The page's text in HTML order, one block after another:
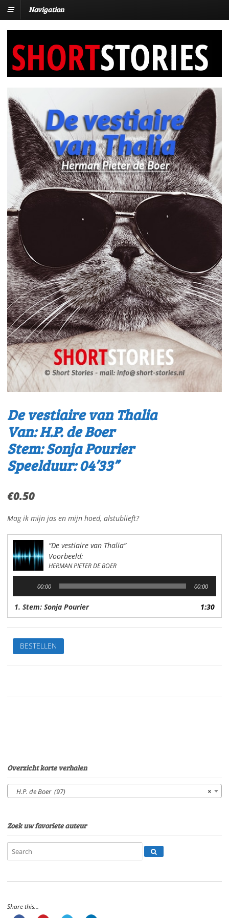
Navigation
De vestiaire van Thalia
Van: H.P. de Boer
Stem: Sonja Pourier
Speelduur: 04’33”
€0.50
Mag ik mijn jas en mijn hoed, alstublieft?
“De vestiaire van Thalia”
Voorbeeld:
HERMAN PIETER DE BOER
00:00 00:00
1. Stem: Sonja Pourier 1:30
De
vestiaire
van
de
BESTELLEN
Overzicht korte verhalen
×
H.P. de Boer (97)
Zoek uw favoriete auteur
Share this...